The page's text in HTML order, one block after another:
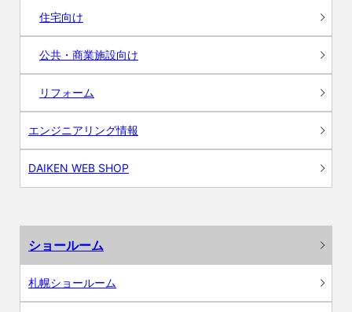
住宅向け
公共・商業施設向け
リフォーム
エンジニアリング情報
DAIKEN WEB SHOP
ショールーム
札幌ショールーム